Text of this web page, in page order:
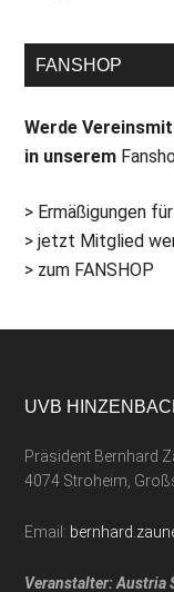
FANSHOP
Werde
in unserem
> Ermäßigungen
> jetzt Mitglied
> zum FANSHOP
UVB
Präsident Bernhard
4074 Stroheim,
Email:
Veranstalter: Austria